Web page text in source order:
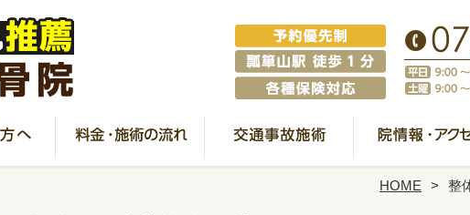
HOME 整